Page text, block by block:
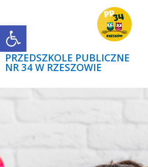
Open toolbar
PRZEDSZKOLE PUBLICZNE
NR 34 W RZESZOWIE